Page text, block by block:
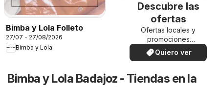
Bimba y Lola Folleto
27/07 - 27/08/2026
Bimba y Lola
Descubre las
ofertas
Ofertas locales y
promociones
especiales.
Quiero ver
Bimba y Lola Badajoz - Tiendas en la